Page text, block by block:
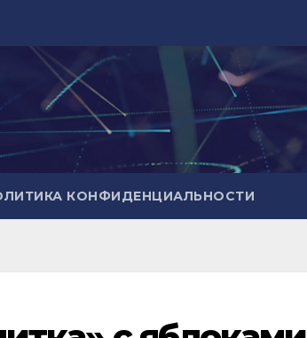
КОНФИДЕНЦИАЛЬНОСТИ